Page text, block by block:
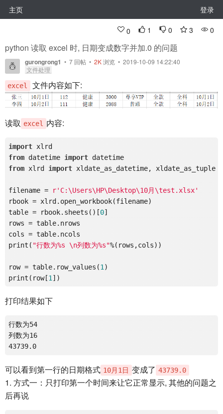
主页 登录
0 1 0 3 0
python 读取 excel 时, 日期变成数字并加.0 的问题
gurongrong1 • 7 回帖 • 2K浏览 • 2019-10-09 14:22:40
文件处理
excel 文件内容如下:
读取 excel 内容:
import
xlrd
from datetime import
datetime
from xlrd import xldate_as_datetime, xldate_as_tuple
filename =
r'C:\Users\HP\Desktop\10月\test.xlsx'
rbook = xlrd.open_workbook(filename)
table = rbook.sheets()[0]
rows = table.nrows
cols = table.ncols
print( "行数为%s \n列数为%s"%(rows,cols))
row = table.row_values(1 )
print(row[1
打印结果如下
行数为54
列数为16
43739.0
可以看到第一行的日期格式 10月1日 变成了 43739.0
1. 方式一：只打印第一个时间来让它正常显示, 其他的问题之
后再说